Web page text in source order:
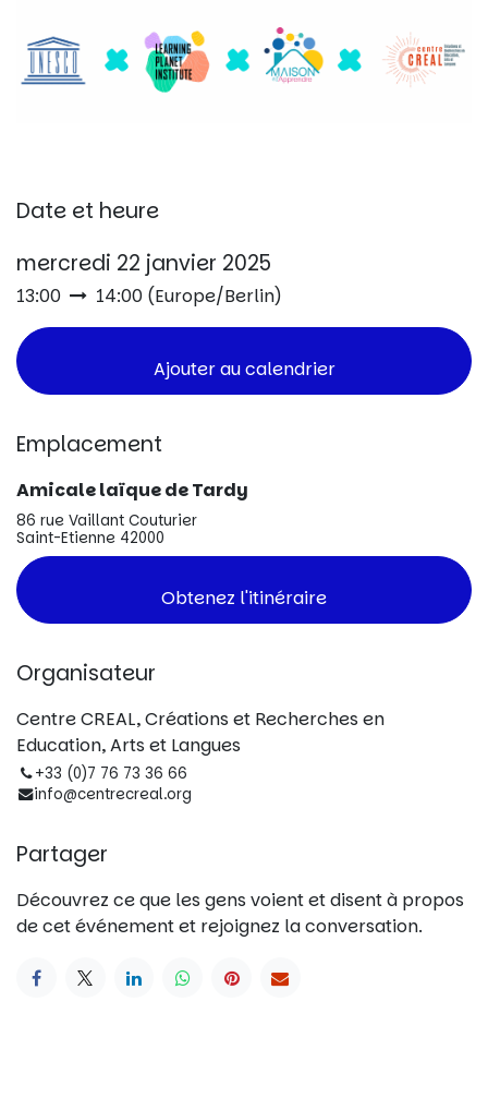
Date et heure
mercredi 22 janvier 2025
13:00 14:00 (Europe/Berlin)
Ajouter au calendrier
Emplacement
Amicale laïque de Tardy
86 rue Vaillant Couturier
Saint-Etienne 42000
Obtenez l'itinéraire
Organisateur
Centre CREAL, Créations et Recherches en
Education, Arts et Langues
+33 (0)7 76 73 36 66
info@centrecreal.org
Partager
Découvrez ce que les gens voient et disent à propos
de cet événement et rejoignez la conversation.